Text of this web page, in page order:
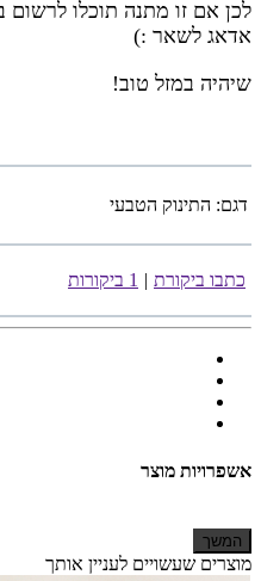
לכן אם זו מתנה תוכלו לרשום
אדאג לשאר :)
שיהיה במזל טוב!
דגם: התינוק הטבעי
כתבו ביקורת | 1 ביקורות
אשפרויות מוצר
המשך
מוצרים שעשויים לעניין אותך